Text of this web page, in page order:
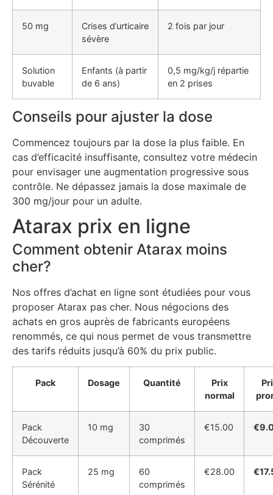
50 mg
Crises d’urticaire
sévère
2 fois par jour
Solution
buvable
Enfants (à partir
de 6 ans)
0,5 mg/kg/j répartie
en 2 prises
Conseils pour ajuster la dose
Commencez toujours par la dose la plus faible. En
cas d’efficacité insuffisante, consultez votre médecin
pour envisager une augmentation progressive sous
contrôle. Ne dépassez jamais la dose maximale de
300 mg/jour pour un adulte.
Atarax prix en ligne
Comment obtenir Atarax moins
cher?
Nos offres d’achat en ligne sont étudiées pour vous
proposer Atarax pas cher. Nous négocions des
achats en gros auprès de fabricants européens
renommés, ce qui nous permet de vous transmettre
des tarifs réduits jusqu’à 60% du prix public.
Pack Dosage Quantité
Prix
normal
Pack
Découverte
10 mg
30
comprimés
€15.00
Pack
Sérénité
25 mg
60
comprimés
€28.00